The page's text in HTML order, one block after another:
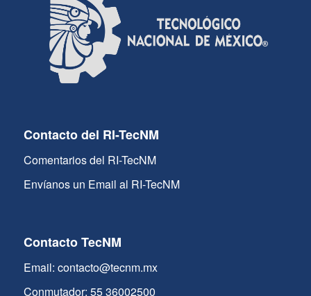
Contacto del RI-TecNM
Comentarios del RI-TecNM
Envíanos un Email al RI-TecNM
Contacto TecNM
Email: contacto@tecnm.mx
Conmutador: 55 36002500